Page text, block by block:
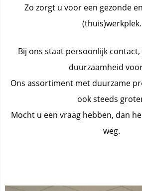
Zo zorgt u voor een gezonde
(thuis)werkplek.
Bij ons staat persoonlijk contact,
duurzaamheid
Ons assortiment met duurzame
ook steeds
Mocht u een vraag hebben, dan
weg.